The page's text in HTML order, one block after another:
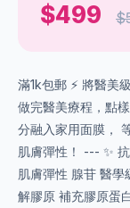
$499
滿1k包郵 ⚡️ 將醫美
做完醫美療程，點
分融入家用面膜，
肌膚彈性！ --- ✨
肌膚彈性 腺苷 醫學
解膠原 補充膠原蛋